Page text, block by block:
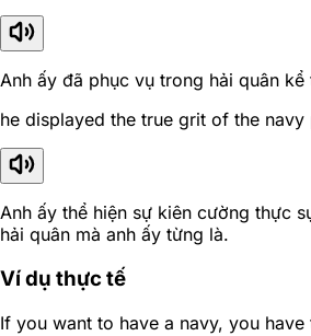
Anh ấy đã phục vụ trong hải quân kể
he displayed the true grit of the
Anh ấy thể hiện sự kiên cường thực
hải quân mà anh ấy từng là.
Ví dụ thực tế
If you want to have a navy, you